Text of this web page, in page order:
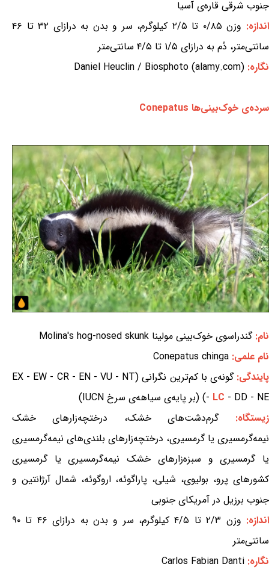
جنوب شرقی قاره‌ی آسیا
اندازه:
وزن ۰/۸۵ تا ۲/۵ کیلوگرم، سر و بدن به درازای ۳۲ تا ۴۶
سانتی‌متر، دُم به درازای ۱/۵ تا ۴/۵ سانتی‌متر
نگاره: Daniel Heuclin / Biosphoto (alamy.com)
سرده‌ی خوک‌بینی‌ها Conepatus
نام:گندراسوی خوک‌بینی مولینا Molina's hog-nosed skunk
نام علمی: Conepatus chinga
پایندگی:
گونه‌ی با کم‌ترین نگرانی (EX - EW - CR - EN - VU - NT
- LC - DD - NE) (بر پایه‌ی سیاهه‌ی سرخ IUCN)
زیستگاه:گرم‌دشت‌های خشک، درختچه‌زارهای خشک
نیمه‌گرمسیری یا گرمسیری، درختچه‌زارهای بلندی‌های نیمه‌گرمسیری
یا گرمسیری و سبزه‌زارهای خشک نیمه‌گرمسیری یا گرمسیری
کشورهای پرو، بولیوی، شیلی، پاراگوئه، اروگوئه، شمال آرژانتین و
جنوب برزیل در آمریکای جنوبی
اندازه:
وزن ۲/۳ تا ۴/۵ کیلوگرم، سر و بدن به درازای ۴۶ تا ۹۰
سانتی‌متر
نگاره: Carlos Fabian Danti